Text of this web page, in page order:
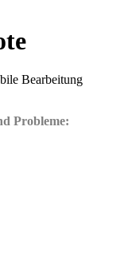
Bearbeitung
Probleme: